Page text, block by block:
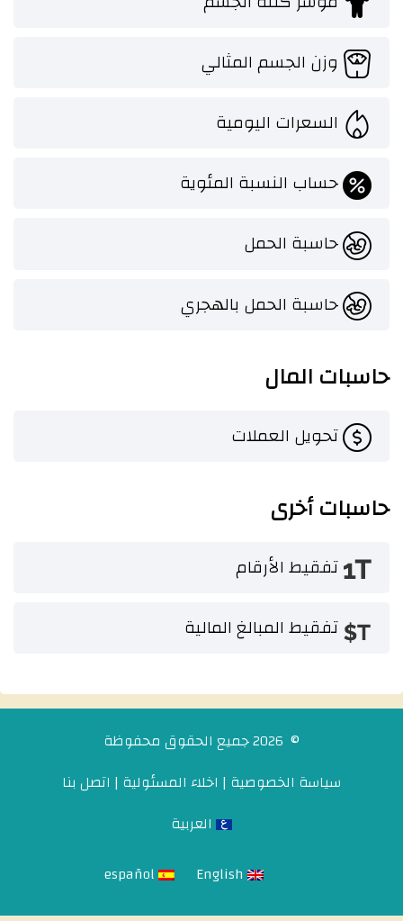
وزن الجسم المثالي
السعرات اليومية
حساب النسبة المئوية
حاسبة الحمل
حاسبة الحمل بالهجري
حاسبات المال
تحويل العملات
حاسبات أخرى
تفقيط الأرقام
تفقيط المبالغ المالية
© 2026 جميع الحقوق محفوظة
سياسة الخصوصية | اخلاء المسئولية | اتصل بنا
العربية